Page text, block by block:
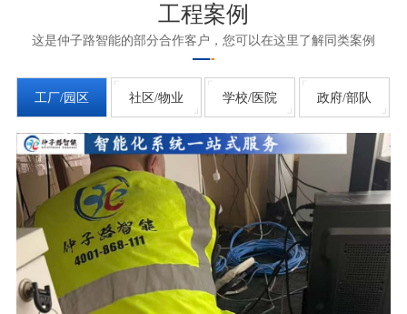
工程案例
这是仲子路智能的部分合作客户，您可以在这里了解同类案例
工厂/园区 社区/物业 学校/医院 政府/部队